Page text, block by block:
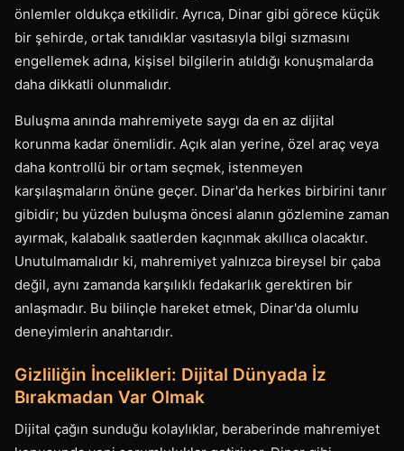
önlemler oldukça etkilidir. Ayrıca, Dinar gibi görece küçük
bir şehirde, ortak tanıdıklar vasıtasıyla bilgi sızmasını
engellemek adına, kişisel bilgilerin atıldığı konuşmalarda
daha dikkatli olunmalıdır.
Buluşma anında mahremiyete saygı da en az dijital
korunma kadar önemlidir. Açık alan yerine, özel araç veya
daha kontrollü bir ortam seçmek, istenmeyen
karşılaşmaların önüne geçer. Dinar'da herkes birbirini tanır
gibidir; bu yüzden buluşma öncesi alanın gözlemine zaman
ayırmak, kalabalık saatlerden kaçınmak akıllıca olacaktır.
Unutulmamalıdır ki, mahremiyet yalnızca bireysel bir çaba
değil, aynı zamanda karşılıklı fedakarlık gerektiren bir
anlaşmadır. Bu bilinçle hareket etmek, Dinar'da olumlu
deneyimlerin anahtarıdır.
Gizliliğin İncelikleri: Dijital Dünyada İz
Bırakmadan Var Olmak
Dijital çağın sunduğu kolaylıklar, beraberinde mahremiyet